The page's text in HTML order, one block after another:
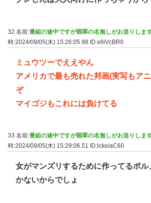
32 名前:番組の途中ですが翡翠の名無しがお送りしま
時:2024/09/05(木) 15:26:05.98 ID:elliVcBR0
ミュウツーでええやん
アメリカで最も売れた邦画(実写もア
ぞ
マイゴジもこれには負けてる
33 名前:番組の途中ですが翡翠の名無しがお送りしま
時:2024/09/05(木) 15:29:06.51
ID:lckeiaC60
女がマンズリするために作ってるポル
かないからでしょ